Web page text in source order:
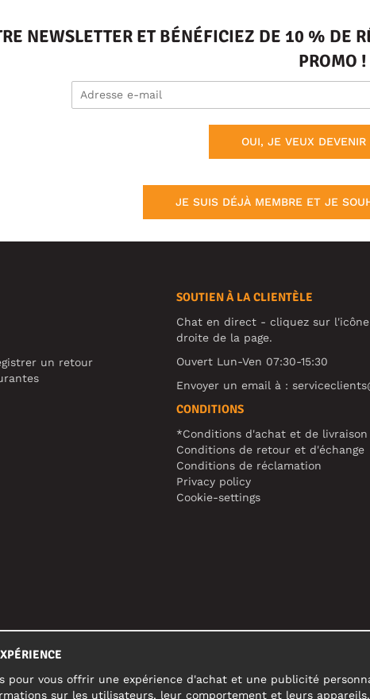
NEWSLETTER ET BÉNÉFICIEZ DE 10 % DE
PROMO !
OUI, JE VEUX DEVENIR
JE SUIS DÉJÀ MEMBRE ET JE
un retour
SOUTIEN À LA CLIENTÈLE
Chat en direct - cliquez sur
droite de la page.
Ouvert Lun-Ven 07:30-15:30
Envoyer un email à :
CONDITIONS
*Conditions d'achat et de livraison
Conditions de retour et d'échange
Conditions de réclamation
Privacy policy
Cookie-settings
pour vous offrir une expérience d'achat et une publicité
sur les utilisateurs, leur comportement et leurs appareils.